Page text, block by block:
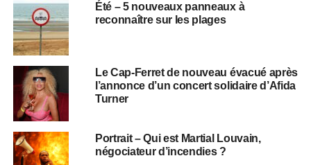
Été – 5 nouveaux panneaux à
reconnaître sur les plages
Le Cap-Ferret de nouveau évacué après
l’annonce d’un concert solidaire d’Afida
Turner
Portrait – Qui est Martial Louvain,
négociateur d’incendies ?